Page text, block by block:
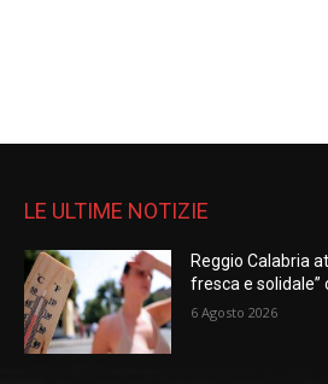
LE ULTIME NOTIZIE
Reggio Calabria
fresca e solidale”
6 Agosto 2026